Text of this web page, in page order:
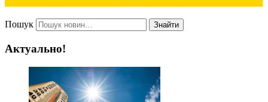
Пошук Знайти
Актуально!